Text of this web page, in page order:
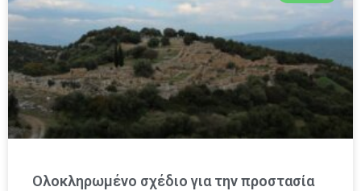
Ολοκληρωμένο σχέδιο για την προστασία